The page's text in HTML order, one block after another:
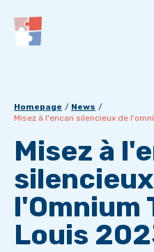
Homepage
News
Misez à l'encan silencieux de
Misez à
l'Omnium
Louis